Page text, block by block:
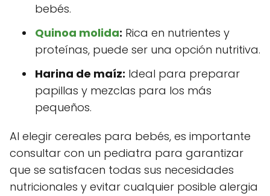
bebés.
Quinoa molida: Rica en nutrientes y
proteínas, puede ser una opción nutritiva.
Harina de maíz: Ideal para preparar
papillas y mezclas para los más
pequeños.
Al elegir cereales para bebés, es importante
consultar con un pediatra para garantizar
que se satisfacen todas sus necesidades
nutricionales y evitar cualquier posible alergia